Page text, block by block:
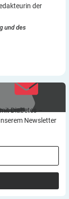
der
und des
Diabetes –
Newsletter